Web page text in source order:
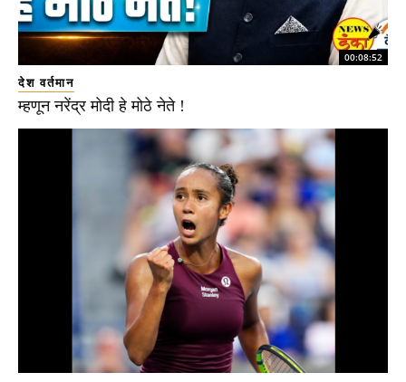
00:08:52
देश वर्तमान
म्हणून नरेंद्र मोदी हे मोठे नेते !